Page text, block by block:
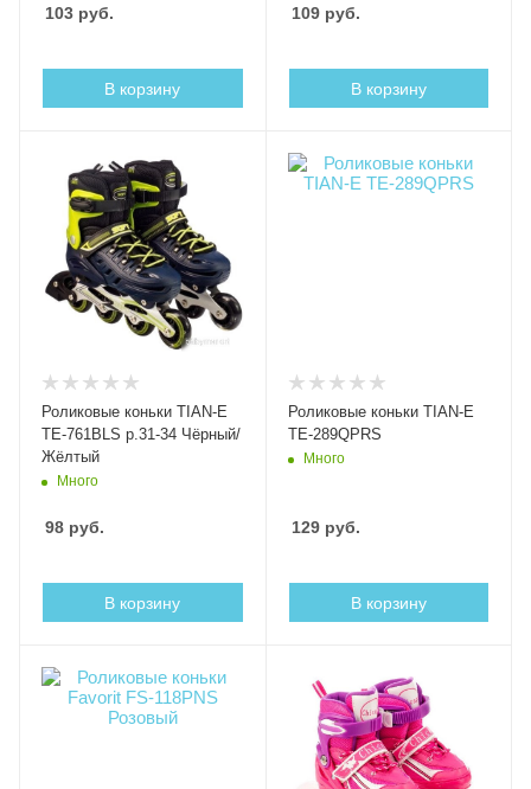
103 руб.
В корзину
109руб.
В корзину
Роликовые коньки TIAN-E
TE-761BLS р.31-34 Чёрный/
Жёлтый
Много
98 руб.
В корзину
Роликовые коньки TIAN-E
TE-289QPRS
Много
129руб.
В корзину